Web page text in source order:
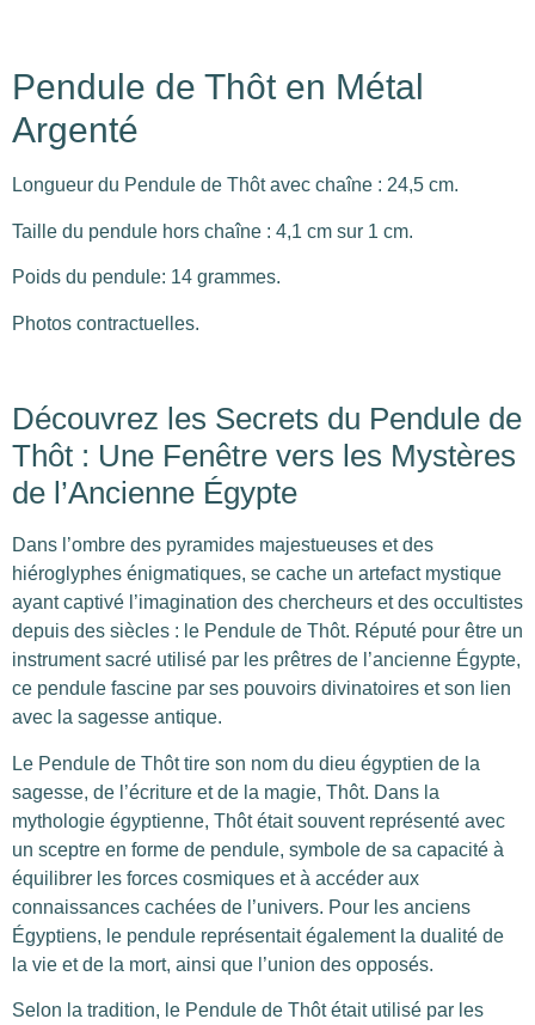
Pendule de Thôt en Métal
Argenté
Longueur du Pendule de Thôt avec chaîne : 24,5 cm.
Taille du pendule hors chaîne : 4,1 cm sur 1 cm.
Poids du pendule: 14 grammes.
Photos contractuelles.
Découvrez les Secrets du Pendule de
Thôt : Une Fenêtre vers les Mystères
de l’Ancienne Égypte
Dans l’ombre des pyramides majestueuses et des
hiéroglyphes énigmatiques, se cache un artefact mystique
ayant captivé l’imagination des chercheurs et des occultistes
depuis des siècles : le Pendule de Thôt. Réputé pour être un
instrument sacré utilisé par les prêtres de l’ancienne Égypte,
ce pendule fascine par ses pouvoirs divinatoires et son lien
avec la sagesse antique.
Le Pendule de Thôt tire son nom du dieu égyptien de la
sagesse, de l’écriture et de la magie, Thôt. Dans la
mythologie égyptienne, Thôt était souvent représenté avec
un sceptre en forme de pendule, symbole de sa capacité à
équilibrer les forces cosmiques et à accéder aux
connaissances cachées de l’univers. Pour les anciens
Égyptiens, le pendule représentait également la dualité de
la vie et de la mort, ainsi que l’union des opposés.
Selon la tradition, le Pendule de Thôt était utilisé par les